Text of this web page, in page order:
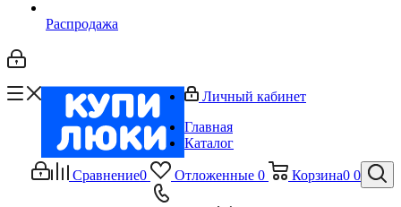
Распродажа
Сравнение0 Отложенные 0 Корзина0 0
Личный кабинет
Главная
Каталог